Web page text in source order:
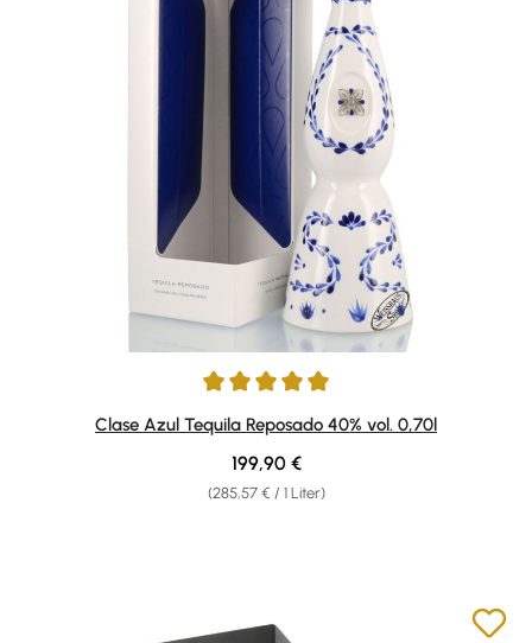
Durchschnittliche Bewertung von 5 von 5 Sternen
Clase Azul Tequila Reposado 40% vol. 0,70l
(285,57 € / 1 Liter)
Regulärer Preis:
199,90 €